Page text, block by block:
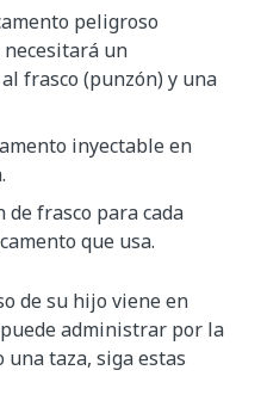
peligroso
un
frasco (punzón) y una
inyectable en
de frasco para cada
que usa.
de su hijo viene en
administrar por la
una taza, siga estas